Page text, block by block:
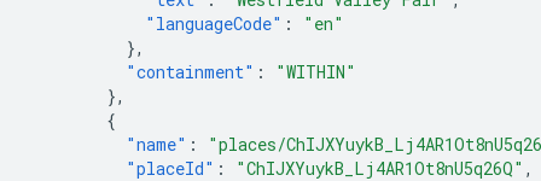
"languageCode" :
"en"
},
"containment" :
"WITHIN"
},
{
"name" :
"places/
"placeId" : "ChIJXYuykB_Lj4AR1Ot8nU5q26Q" ,